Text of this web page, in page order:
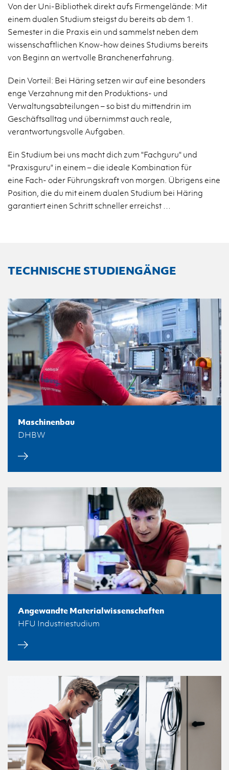
Von der Uni-Bibliothek direkt aufs Firmengelände: Mit
einem dualen Studium steigst du bereits ab dem 1.
Semester in die Praxis ein und sammelst neben dem
wissenschaftlichen Know-how deines Studiums bereits
von Beginn an wertvolle Branchenerfahrung.
Dein Vorteil: Bei Häring setzen wir auf eine besonders
enge Verzahnung mit den Produktions- und
Verwaltungsabteilungen – so bist du mittendrin im
Geschäftsalltag und übernimmst auch reale,
verantwortungsvolle Aufgaben.
Ein Studium bei uns macht dich zum "Fachguru" und
"Praxisguru" in einem – die ideale Kombination für
eine Fach- oder Führungskraft von morgen. Übrigens eine
Position, die du mit einem dualen Studium bei Häring
garantiert einen Schritt schneller erreichst …
TECHNISCHE STUDIENGÄNGE
Maschinenbau
DHBW
Angewandte Materialwissenschaften
HFU Industriestudium